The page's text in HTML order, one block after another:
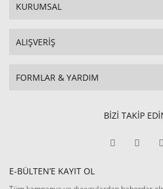
KURUMSAL
ALIŞVERİŞ
FORMLAR & YARDIM
BİZİ TAKİP
E-BÜLTEN’E KAYIT OL